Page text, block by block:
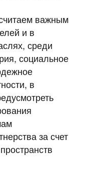
важным
и в
среди
социальное
в
за счет